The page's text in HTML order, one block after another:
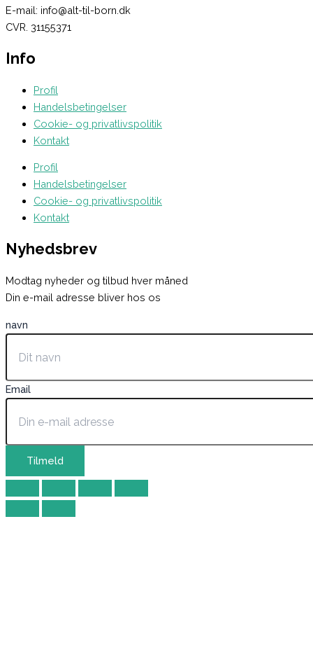
E-mail: info@alt-til-born.dk
CVR. 31155371
Info
Profil
Handelsbetingelser
Cookie- og privatlivspolitik
Kontakt
Profil
Handelsbetingelser
Cookie- og privatlivspolitik
Kontakt
Nyhedsbrev
Modtag nyheder og tilbud hver måned
Din e-mail adresse bliver hos os
navn
Email
Tilmeld